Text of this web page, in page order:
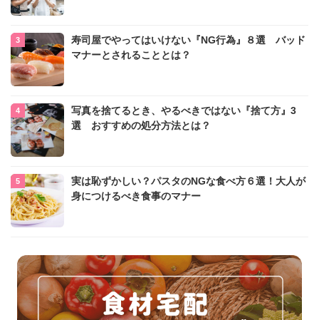
寿司屋でやってはいけない『NG行為』８選 バッド
マナーとされることとは？
写真を捨てるとき、やるべきではない『捨て方』3
選 おすすめの処分方法とは？
実は恥ずかしい？パスタのNGな食べ方６選！大人が
身につけるべき食事のマナー